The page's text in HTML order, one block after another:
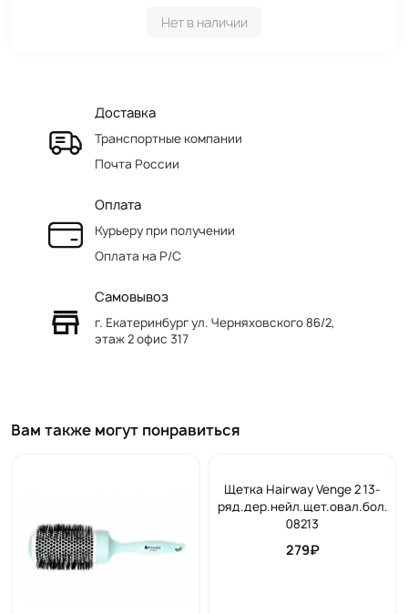
Нет в наличии
Доставка
Транспортные компании
Почта России
Оплата
Курьеру при получении
Оплата на Р/C
Самовывоз
г. Екатеринбург ул. Черняховского 86/2,
этаж 2 офис 317
Вам также могут понравиться
Щетка Hairway Venge 2 13-
ряд.дер.нейл.щет.овал.бол.
08213
279₽